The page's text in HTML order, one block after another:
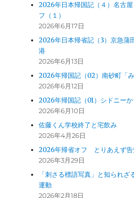
2026年日本帰国記（４）名古
フ（１）
2026年6月17日
2026年日本帰省記（3）京急蒲
港
2026年6月13日
2026年帰国記（02）南砂町「
2026年6月12日
2026年帰国記（01）シドニー
2026年6月10日
佐藤くん学校終了と宅飲み
2026年4月26日
2026年帰省オフ とりあえず
2026年3月29日
「刺さる標語写真」と知られざ
運動
2026年2月18日